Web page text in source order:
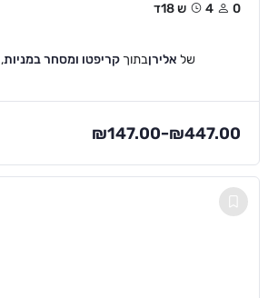
0 4ש 18ד
של אלירןבתוך קריפטו ומסחר במניות,
₪147.00–₪447.00